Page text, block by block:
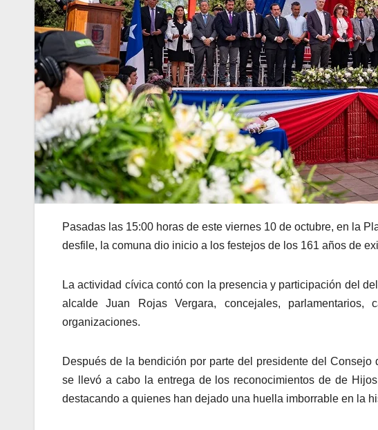
Pasadas las 15:00 horas de este viernes 10 de octubre, en la
desfile, la comuna dio inicio a los festejos de los 161 años de
La actividad cívica contó con la presencia y participación del
alcalde Juan Rojas Vergara, concejales, parlamentarios,
organizaciones.
Después de la bendición por parte del presidente del
se llevó a cabo la entrega de los reconocimientos de de
destacando a quienes han dejado una huella imborrable en la